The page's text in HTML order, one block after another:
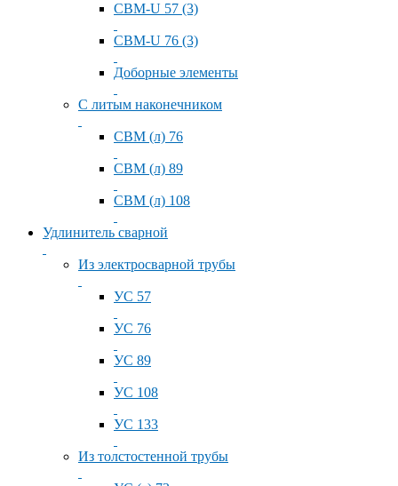
СВМ-U 57 (3)
СВМ-U 76 (3)
Доборные элементы
С литым наконечником
СВМ (л) 76
СВМ (л) 89
СВМ (л) 108
Удлинитель сварной
Из электросварной трубы
УС 57
УС 76
УС 89
УС 108
УС 133
Из толстостенной трубы